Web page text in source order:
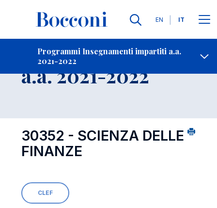
Lingue
EN IT
Programmi Insegnamenti impartiti a.a.
2021-2022
Contatti
Insegnamento
a.a. 2021-2022
30352 - SCIENZA DELLE
FINANZE
CLEF